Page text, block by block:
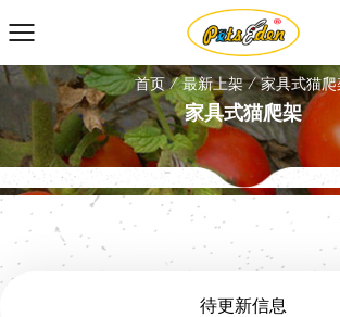
首页/最新上架/家具式猫爬
家具式猫爬架
待更新信息